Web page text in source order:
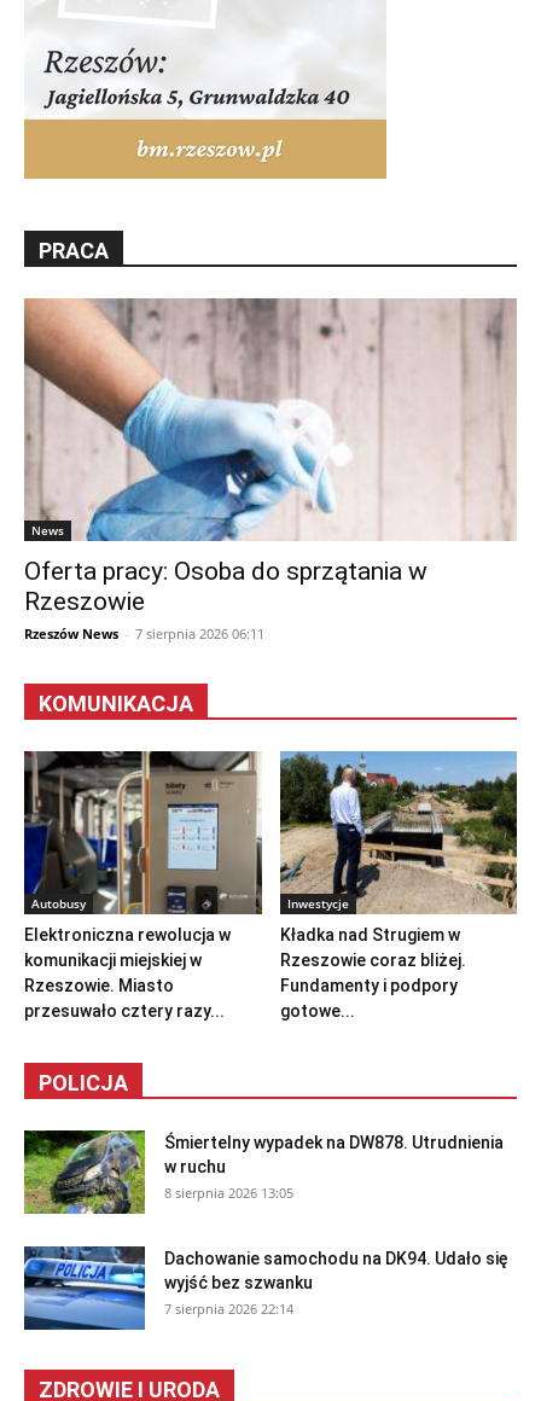
PRACA
News
Oferta pracy: Osoba do sprzątania w
Rzeszowie
Rzeszów News - 7 sierpnia 2026 06:11
KOMUNIKACJA
Autobusy
Elektroniczna rewolucja w
komunikacji miejskiej w
Rzeszowie. Miasto
przesuwało cztery razy...
Inwestycje
Kładka nad Strugiem w
Rzeszowie coraz bliżej.
Fundamenty i podpory
gotowe...
POLICJA
Śmiertelny wypadek na DW878. Utrudnienia
w ruchu
8 sierpnia 2026 13:05
Dachowanie samochodu na DK94. Udało się
wyjść bez szwanku
7 sierpnia 2026 22:14
ZDROWIE I URODA